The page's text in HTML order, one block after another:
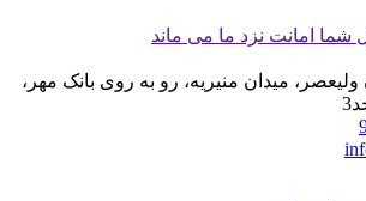
شما امانت نزد ما می ماند
ولیعصر، میدان منیریه، رو به روی بانک مهر،